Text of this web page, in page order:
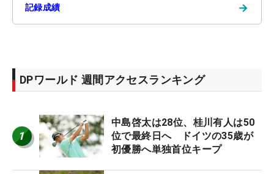
記録成績 →
DPワールド 週間アクセスランキング
1
中島啓太は28位、桂川有人は50
位で最終日へ ドイツの35歳が
初優勝へ単独首位キープ